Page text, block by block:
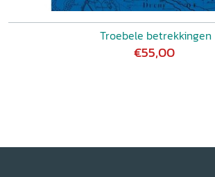
Troebele betrekkingen
€55,00